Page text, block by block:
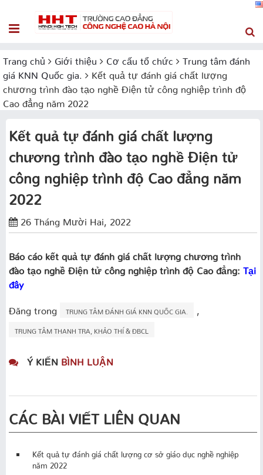
Trang chủ Giới thiệu Cơ cấu tổ chức
Trung tâm đánh
giá KNN Quốc gia.
Kết quả tự đánh giá chất lượng
chương trình đào tạo nghề Điện tử công nghiệp trình độ
Cao đẳng năm 2022
Kết quả tự đánh giá chất lượng
chương trình đào tạo nghề Điện tử
công nghiệp trình độ Cao đẳng năm
2022
26 Tháng Mười Hai, 2022
Báo cáo kết quả tự đánh giá chất lượng chương trình
đào tạo nghề Điện tử công nghiệp trình độ Cao đẳng: Tại
đây
Đăng trong TRUNG TÂM ĐÁNH GIÁ KNN QUỐC GIA.
TRUNG TÂM THANH TRA, KHẢO THÍ & ĐBCL
Ý KIẾN BÌNH LUẬN
CÁC BÀI VIẾT LIÊN QUAN
Kết quả tự đánh giá chất lượng cơ sở giáo dục nghề nghiệp
năm 2022